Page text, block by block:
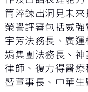
筒淬鍊出洞見未
榮譽評審包括威
宇芳法務長、廣
娟集團法務長、
律師、復力得醫
暨董事長、中華